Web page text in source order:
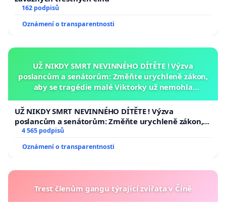
162 podpisů
Oznámení o transparentnosti
UŽ NIKDY SMRT NEVINNÉHO DÍTĚTE ! Výzva
poslancům a senátorům: Změňte urychleně zákon,
aby se tragédie malé Viktorky už nemohla
UŽ NIKDY SMRT NEVINNÉHO DÍTĚTE ! Výzva
poslancům a senátorům: Změňte urychleně zákon,
aby se tragédie malé Viktorky už nemohla opakovat!
4 565 podpisů
Oznámení o transparentnosti
Trest členům gangu týrající zvířata v Číně